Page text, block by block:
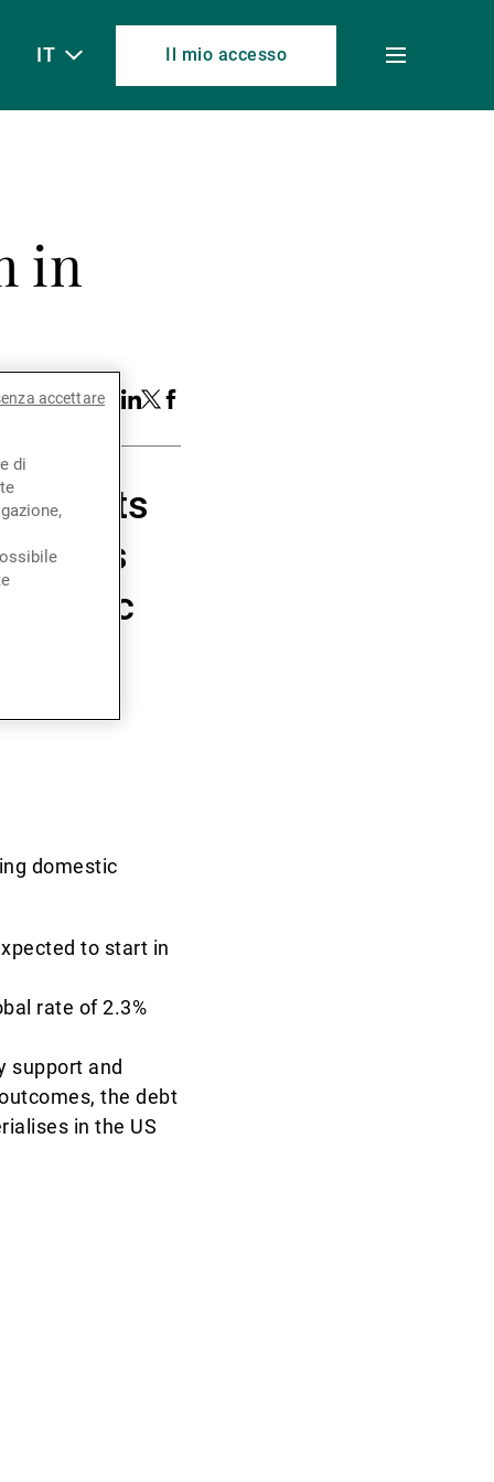
IT Il mio accesso
Toggle
in
articolo:Share
Linkedin
TwitterFacebook
up its
domestic
to start in
rate of 2.3%
support and
the debt
in the US
di
accettare